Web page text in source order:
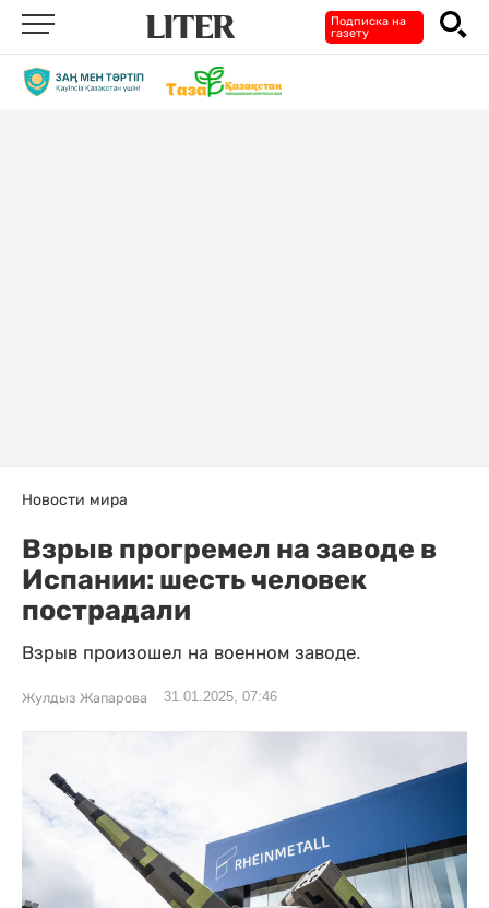
Подписка на
газету
Новости мира
Взрыв прогремел на заводе в
Испании: шесть человек
пострадали
Взрыв произошел на военном заводе.
Жулдыз Жапарова 31.01.2025, 07:46